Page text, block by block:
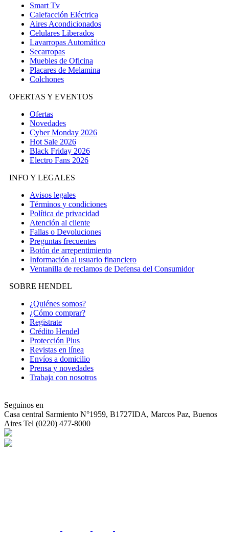
Smart Tv
Calefacción Eléctrica
Aires Acondicionados
Celulares Liberados
Lavarropas Automático
Secarropas
Muebles de Oficina
Placares de Melamina
Colchones
OFERTAS Y EVENTOS
Ofertas
Novedades
Cyber Monday 2026
Hot Sale 2026
Black Friday 2026
Electro Fans 2026
INFO Y LEGALES
Avisos legales
Términos y condiciones
Política de privacidad
Atención al cliente
Fallas o Devoluciones
Preguntas frecuentes
Botón de arrepentimiento
Información al usuario financiero
Ventanilla de reclamos de Defensa del Consumidor
SOBRE HENDEL
¿Quiénes somos?
¿Cómo comprar?
Registrate
Crédito Hendel
Protección Plus
Revistas en línea
Envíos a domicilio
Prensa y novedades
Trabaja con nosotros
Seguinos en
Casa central Sarmiento N°1959, B1727IDA, Marcos Paz, Buenos
Aires Tel (0220) 477-8000